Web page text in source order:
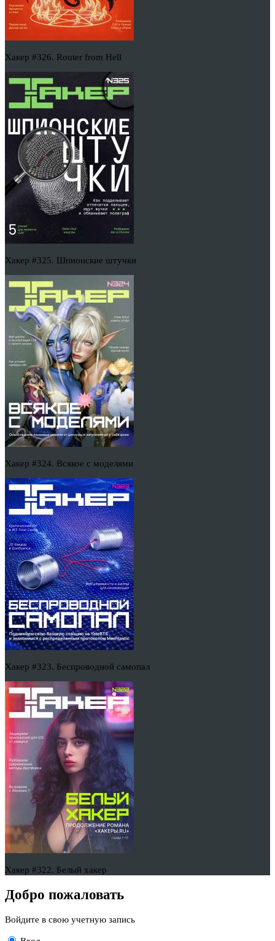
Хакер #326. Router from Hell
Хакер #325. Шпионские штучки
Хакер #324. Всякое с моделями
Хакер #323. Беспроводной самопал
Хакер #322. Белый хакер
Добро пожаловать
Войдите в свою учетную запись